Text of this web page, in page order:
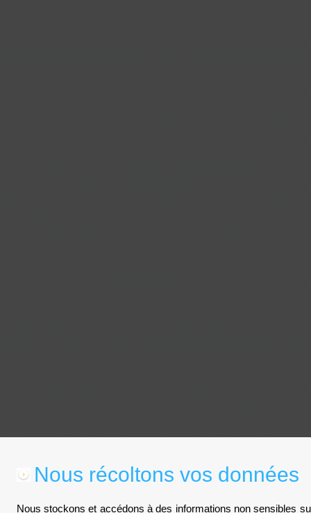
Nous récoltons vos données
Nous stockons et accédons à des informations non sensibles